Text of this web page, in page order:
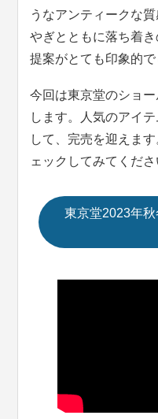
うなアンティークな
やぎとともに落ち着
提案がとても印象的で
今回は東京堂のショ
します。人気のアイ
して、完売を迎えま
ェックしてみてくださ
東京堂2023年